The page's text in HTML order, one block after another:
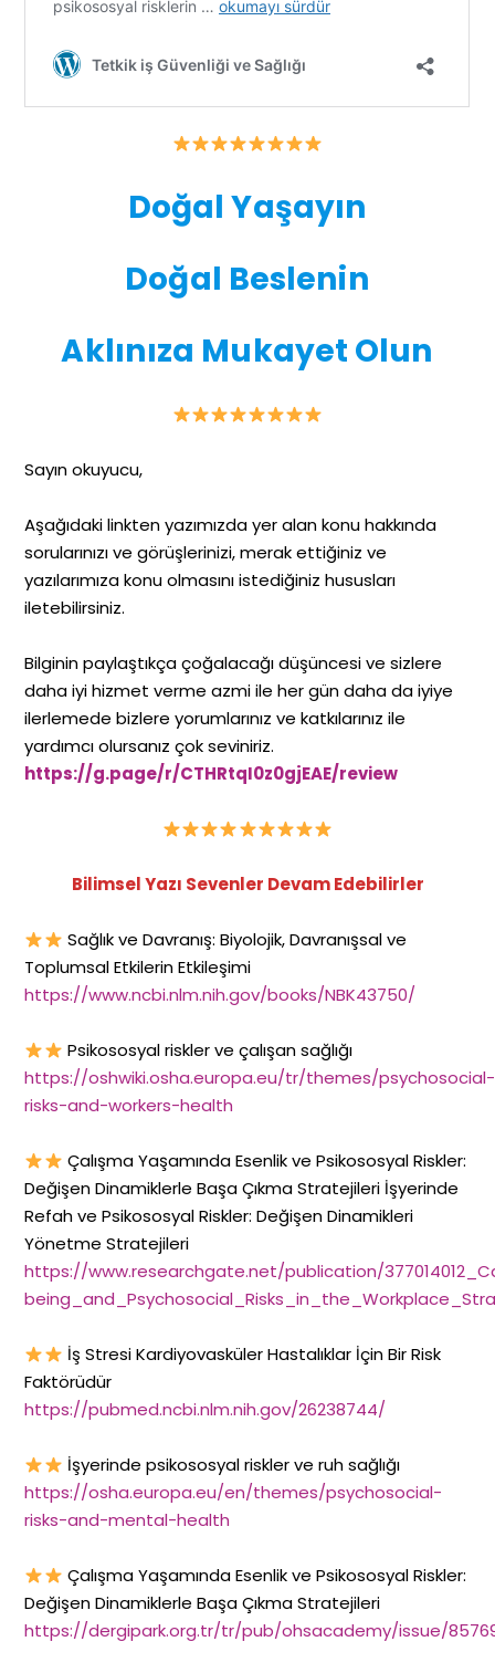
Doğal Yaşayın
Doğal Beslenin
Aklınıza Mukayet Olun
Sayın okuyucu,
Aşağıdaki linkten yazımızda yer alan konu hakkında
sorularınızı ve görüşlerinizi, merak ettiğiniz ve
yazılarımıza konu olmasını istediğiniz hususları
iletebilirsiniz.
Bilginin paylaştıkça çoğalacağı düşüncesi ve sizlere
daha iyi hizmet verme azmi ile her gün daha da iyiye
ilerlemede bizlere yorumlarınız ve katkılarınız ile
yardımcı olursanız çok seviniriz.
https://g.page/r/CTHRtqI0z0gjEAE/review
Bilimsel Yazı Sevenler Devam Edebilirler
Sağlık ve Davranış: Biyolojik, Davranışsal ve
Toplumsal Etkilerin Etkileşimi
https://www.ncbi.nlm.nih.gov/books/NBK43750/
Psikososyal riskler ve çalışan sağlığı
https://oshwiki.osha.europa.eu/tr/themes/psychosocial-
risks-and-workers-health
Çalışma Yaşamında Esenlik ve Psikososyal Riskler:
Değişen Dinamiklerle Başa Çıkma Stratejileri İşyerinde
Refah ve Psikososyal Riskler: Değişen Dinamikleri
Yönetme Stratejileri
https://www.researchgate.net/publication/
İş Stresi Kardiyovasküler Hastalıklar İçin Bir Risk
Faktörüdür
https://pubmed.ncbi.nlm.nih.gov/26238744/
İşyerinde psikososyal riskler ve ruh sağlığı
https://osha.europa.eu/en/themes/psychosocial-
risks-and-mental-health
Çalışma Yaşamında Esenlik ve Psikososyal Riskler:
Değişen Dinamiklerle Başa Çıkma Stratejileri
https://dergipark.org.tr/tr/pub/ohsacademy/issue/